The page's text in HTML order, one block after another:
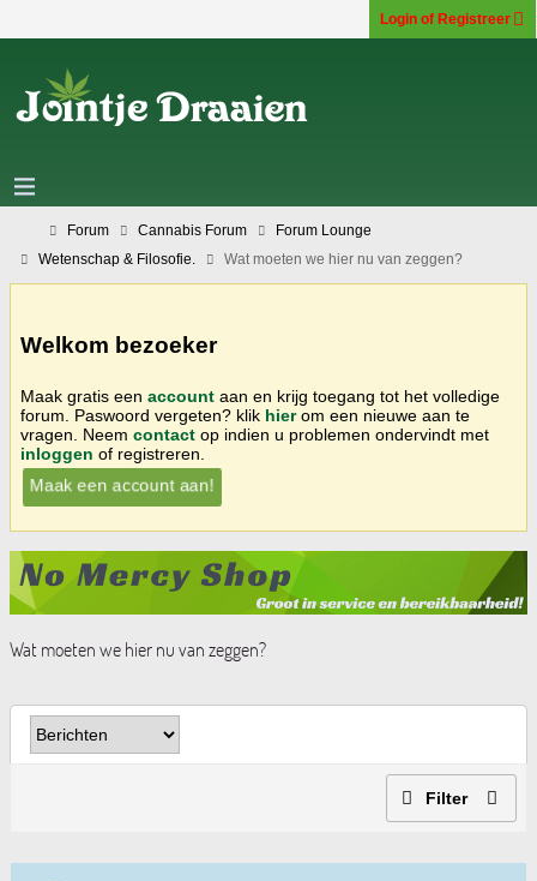
Login of Registreer
Forum Cannabis Forum
Forum Lounge
Wetenschap & Filosofie.
Wat moeten we hier nu van zeggen?
Welkom bezoeker
Maak gratis een account aan en krijg toegang tot het volledige
forum. Paswoord vergeten? klik hierom een nieuwe aan te
vragen. Neem contact op indien u problemen ondervindt met
inloggen of registreren.
Maak een account aan!
Wat moeten we hier nu van zeggen?
Filter